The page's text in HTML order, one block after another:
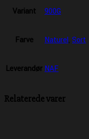
Variant 900G
Farve Naturel, Sort
Leverandør NAF
Relaterede varer